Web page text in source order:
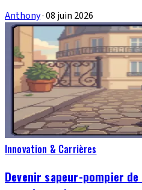
Anthony·08 juin 2026
Innovation & Carrières
Devenir sapeur-pompier